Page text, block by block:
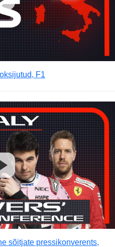
F1
sõitjate pressikonverents,